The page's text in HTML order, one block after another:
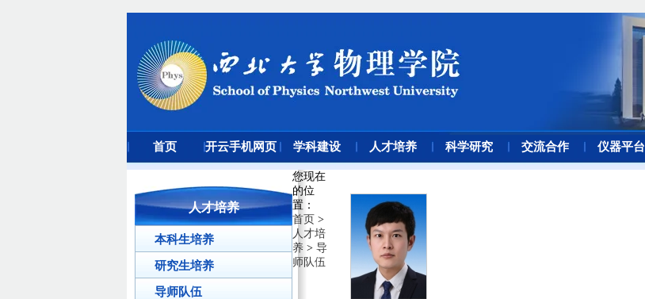
人才培养
本科生培养
研究生培养
导师队伍
您现在
的位
置 ：
首页 >
人才培
养 > 导
师队伍
首页 开云手机网页 学科建设 人才培养 科学研究 交流合作 仪器平台